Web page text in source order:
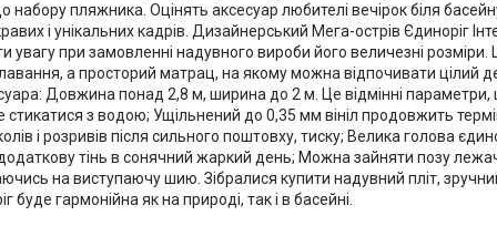
набору пляжника. Оцінять аксесуар любителі вечірок біля
і унікальних кадрів. Дизайнерський Мега-острів Єдиноріг
увагу при замовленні надувного вироби його величезні
а просторий матрац, на якому можна відпочивати цілий
Довжина понад 2,8 м, ширина до 2 м. Це відмінні параметри,
стикатися з водою; Ущільнений до 0,35 мм вініл продовжить
і розривів після сильного поштовху, тиску; Велика голова
тінь в сонячний жаркий день; Можна зайняти позу
на виступаючу шию. Зібралися купити надувний пліт,
буде гармонійна як на природі, так і в басейні.